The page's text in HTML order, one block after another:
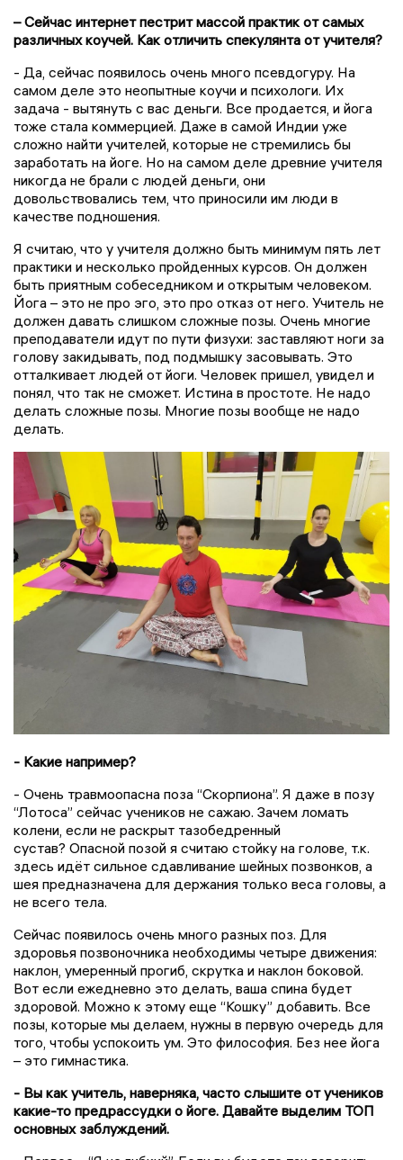
– Сейчас интернет пестрит массой практик от самых
различных коучей. Как отличить спекулянта от учителя?
- Да, сейчас появилось очень много псевдогуру. На
самом деле это неопытные коучи и психологи. Их
задача - вытянуть с вас деньги. Все продается, и йога
тоже стала коммерцией. Даже в самой Индии уже
сложно найти учителей, которые не стремились бы
заработать на йоге. Но на самом деле древние учителя
никогда не брали с людей деньги, они
довольствовались тем, что приносили им люди в
качестве подношения.
Я считаю, что у учителя должно быть минимум пять лет
практики и несколько пройденных курсов. Он должен
быть приятным собеседником и открытым человеком.
Йога – это не про эго, это про отказ от него. Учитель не
должен давать слишком сложные позы. Очень многие
преподаватели идут по пути физухи: заставляют ноги за
голову закидывать, под подмышку засовывать. Это
отталкивает людей от йоги. Человек пришел, увидел и
понял, что так не сможет. Истина в простоте. Не надо
делать сложные позы. Многие позы вообще не надо
делать.
- Какие например?
- Очень травмоопасна поза “Скорпиона”. Я даже в позу
“Лотоса” сейчас учеников не сажаю. Зачем ломать
колени, если не раскрыт тазобедренный
сустав? Опасной позой я считаю стойку на голове, т.к.
здесь идёт сильное сдавливание шейных позвонков, а
шея предназначена для держания только веса головы, а
не всего тела.
Сейчас появилось очень много разных поз. Для
здоровья позвоночника необходимы четыре движения:
наклон, умеренный прогиб, скрутка и наклон боковой.
Вот если ежедневно это делать, ваша спина будет
здоровой. Можно к этому еще “Кошку” добавить. Все
позы, которые мы делаем, нужны в первую очередь для
того, чтобы успокоить ум. Это философия. Без нее йога
– это гимнастика.
- Вы как учитель, наверняка, часто слышите от учеников
какие-то предрассудки о йоге. Давайте выделим ТОП
основных заблуждений.